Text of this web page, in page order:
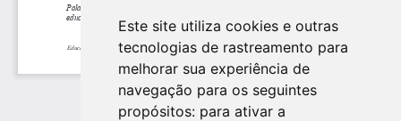
Este site utiliza cookies e outras
tecnologias de rastreamento para
melhorar sua experiência de
navegação para os seguintes
propósitos: para ativar a